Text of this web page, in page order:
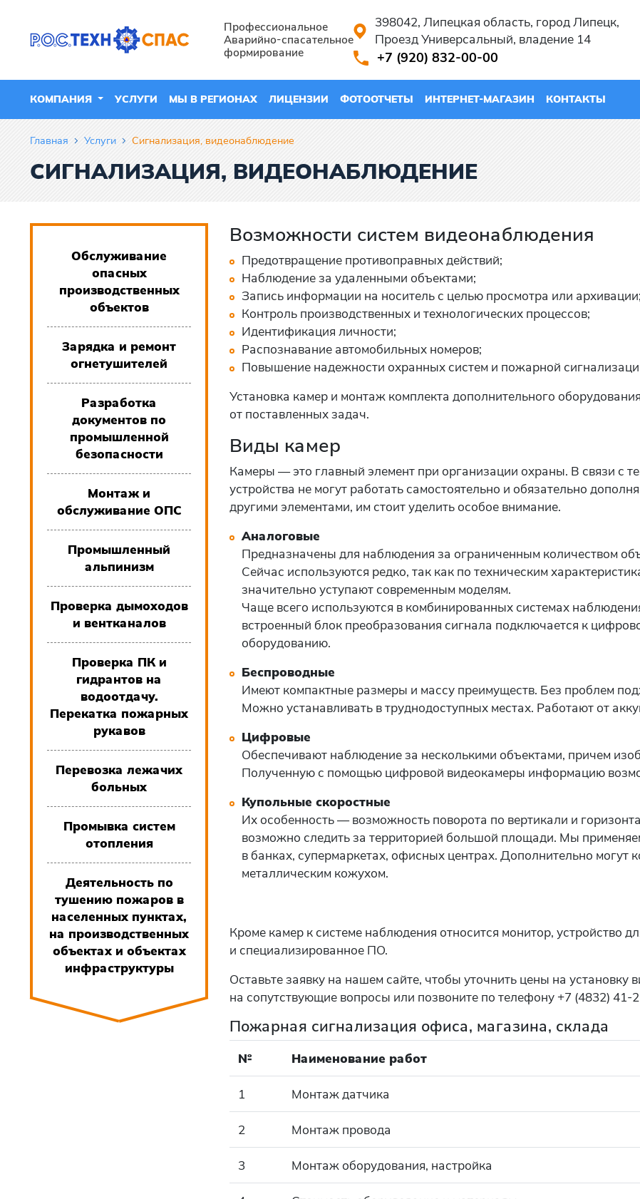
Профессиональное
Аварийно-спасательное
формирование
398042, Липецкая область, город Липецк,
Проезд Универсальный, владение 14
+7 (920) 832-00-00
КОМПАНИЯ УСЛУГИ МЫ В РЕГИОНАХ ЛИЦЕНЗИИ ФОТООТЧЕТЫ ИНТЕРНЕТ-МАГАЗИН КОНТАКТЫ
Главная Услуги Сигнализация, видеонаблюдение
СИГНАЛИЗАЦИЯ, ВИДЕОНАБЛЮДЕНИЕ
Обслуживание
опасных
производственных
объектов
Зарядка и ремонт
огнетушителей
Разработка
документов по
промышленной
безопасности
Монтаж и
обслуживание ОПС
Промышленный
альпинизм
Проверка дымоходов
и вентканалов
Проверка ПК и
гидрантов на
водоотдачу.
Перекатка пожарных
рукавов
Перевозка лежачих
больных
Промывка систем
отопления
Деятельность по
тушению пожаров в
населенных пунктах,
на производственных
объектах и объектах
инфраструктуры
Возможности систем видеонаблюдения
Предотвращение противоправных действий;
Наблюдение за удаленными объектами;
Запись информации на носитель с целью просмотра или архивации;
Контроль производственных и технологических процессов;
Идентификация личности;
Распознавание автомобильных номеров;
Повышение надежности охранных систем и пожарной
Установка камер и монтаж комплекта дополнительного
от поставленных задач.
Виды камер
Камеры — это главный элемент при организации охраны. В связи с
устройства не могут работать самостоятельно и обязательно
другими элементами, им стоит уделить особое внимание.
Аналоговые
Предназначены для наблюдения за ограниченным количеством
Сейчас используются редко, так как по техническим
значительно уступают современным моделям.
Чаще всего используются в комбинированных системах
встроенный блок преобразования сигнала подключается к
оборудованию.
Беспроводные
Имеют компактные размеры и массу преимуществ. Без проблем
Можно устанавливать в труднодоступных местах. Работают от
Цифровые
Обеспечивают наблюдение за несколькими объектами, причем
Полученную с помощью цифровой видеокамеры информацию
Купольные скоростные
Их особенность — возможность поворота по вертикали и
возможно следить за территорией большой площади. Мы
в банках, супермаркетах, офисных центрах. Дополнительно могут
металлическим кожухом.
Кроме камер к системе наблюдения относится монитор, устройство
и специализированное ПО.
Оставьте заявку на нашем сайте, чтобы уточнить цены на установку
на сопутствующие вопросы или позвоните по телефону +7 (4832) 41-
Пожарная сигнализация офиса, магазина, склада
№ Наименование работ
1 Монтаж датчика
2 Монтаж провода
3 Монтаж оборудования, настройка